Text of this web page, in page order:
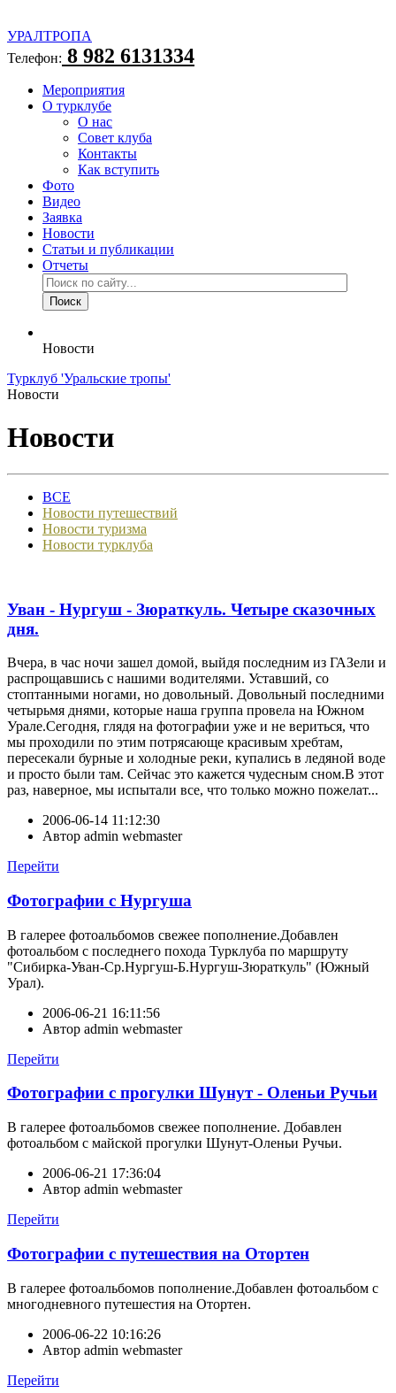
УРАЛТРОПА
Телефон: 8 982 6131334
Мероприятия
О турклубе
О нас
Совет клуба
Контакты
Как вступить
Фото
Видео
Заявка
Новости
Статьи и публикации
Отчеты
Новости
Турклуб 'Уральские тропы'
Новости
Новости
ВСЕ
Новости путешествий
Новости туризма
Новости турклуба
Уван - Нургуш - Зюраткуль. Четыре сказочных
дня.
Вчера, в час ночи зашел домой, выйдя последним из ГАЗели и
распрощавшись с нашими водителями. Уставший, со
стоптанными ногами, но довольный. Довольный последними
четырьмя днями, которые наша группа провела на Южном
Урале.Сегодня, глядя на фотографии уже и не вериться, что
мы проходили по этим потрясающе красивым хребтам,
пересекали бурные и холодные реки, купались в ледяной воде
и просто были там. Сейчас это кажется чудесным сном.В этот
раз, наверное, мы испытали все, что только можно пожелат...
2006-06-14 11:12:30
Автор admin webmaster
Перейти
Фотографии с Нургуша
В галерее фотоальбомов свежее пополнение.Добавлен
фотоальбом с последнего похода Турклуба по маршруту
"Сибирка-Уван-Ср.Нургуш-Б.Нургуш-Зюраткуль" (Южный
Урал).
2006-06-21 16:11:56
Автор admin webmaster
Перейти
Фотографии с прогулки Шунут - Оленьи Ручьи
В галерее фотоальбомов свежее пополнение. Добавлен
фотоальбом с майской прогулки Шунут-Оленьи Ручьи.
2006-06-21 17:36:04
Автор admin webmaster
Перейти
Фотографии с путешествия на Отортен
В галерее фотоальбомов пополнение.Добавлен фотоальбом с
многодневного путешестия на Отортен.
2006-06-22 10:16:26
Автор admin webmaster
Перейти